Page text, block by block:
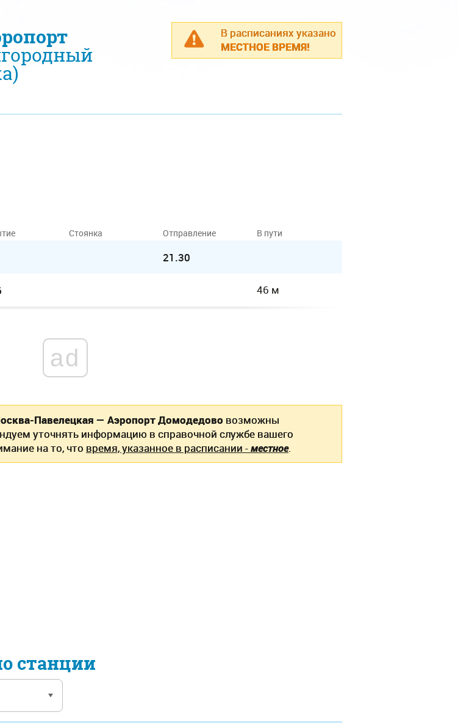
В расписаниях указано
МЕСТНОЕ ВРЕМЯ!
Стоянка Отправление В пути
21.30
46 м
ad
Павелецкая — Аэропорт Домодедово возможны
уточнять информацию в справочной службе вашего
на то, что время, указанное в расписании -местное.
станции